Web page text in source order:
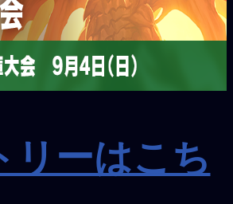
リーはこち